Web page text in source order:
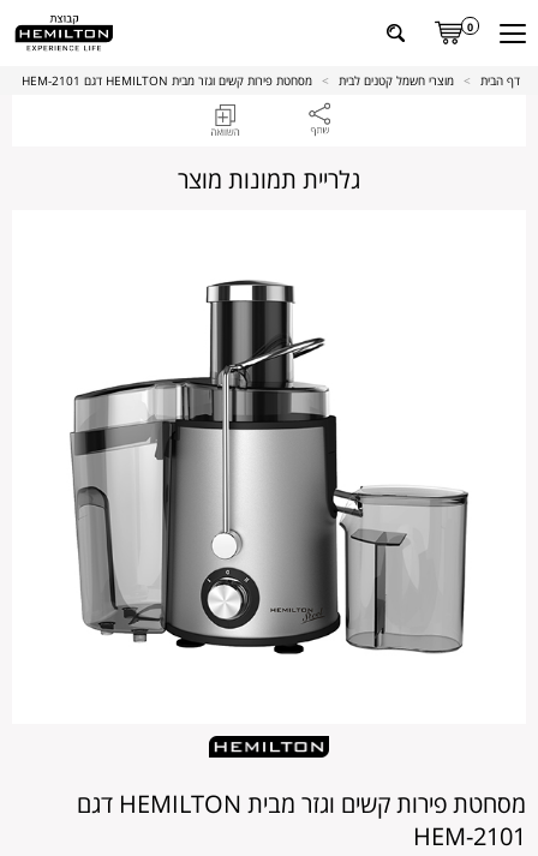
0
דף הבית > מוצרי חשמל קטנים לבית > מסחטת פירות קשים וגזר מבית HEMILTON דגם 2101-HEM
מסחטת פירות קשים וגזר מבית HEMILTON דגם
2101-HEM
גלריית תמונות מוצר